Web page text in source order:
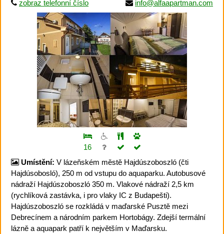
zobraz telefonní číslo
info@alfaapartman.com
16
Umístění: V lázeňském městě Hajdúszoboszló (čti
Hajdúsobosló), 250 m od vstupu do aquaparku. Autobusové
nádraží Hajdúszoboszló 350 m. Vlakové nádraží 2,5 km
(rychlíková zastávka, i pro vlaky IC z Budapešti).
Hajdúszoboszló se rozkládá v maďarské Pusztě mezi
Debrecínem a národním parkem Hortobágy. Zdejší termální
lázně a aquapark patří k největším v Maďarsku.